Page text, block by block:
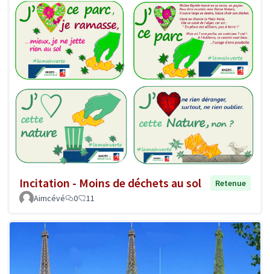
Incitation - Moins de déchets au sol
Retenue
Aimcévé
0 11